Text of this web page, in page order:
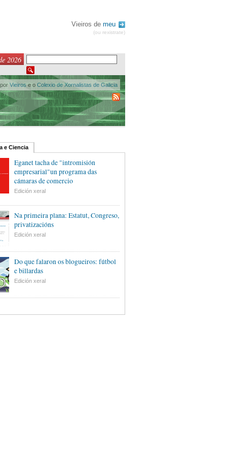
Vieiros de meu
(ou rexistrate)
2026
Vieiros e o Colexio de Xornalistas de Galicia
e Ciencia
Eganet tacha de "intromisión
empresarial"un programa das
cámaras de comercio
Edición xeral
Na primeira plana: Estatut, Congreso,
privatizacións
Edición xeral
Do que falaron os blogueiros: fútbol
e billardas
Edición xeral